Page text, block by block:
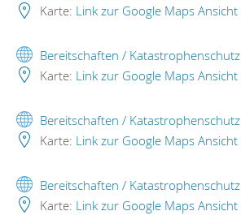
Karte: Link zur Google Maps Ansicht
Bereitschaften / Katastrophenschutz
Karte: Link zur Google Maps Ansicht
Bereitschaften / Katastrophenschutz
Karte: Link zur Google Maps Ansicht
Bereitschaften / Katastrophenschutz
Karte: Link zur Google Maps Ansicht